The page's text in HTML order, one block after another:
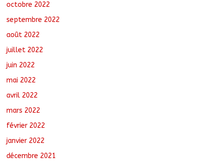
octobre 2022
septembre 2022
août 2022
juillet 2022
juin 2022
mai 2022
avril 2022
mars 2022
février 2022
janvier 2022
décembre 2021